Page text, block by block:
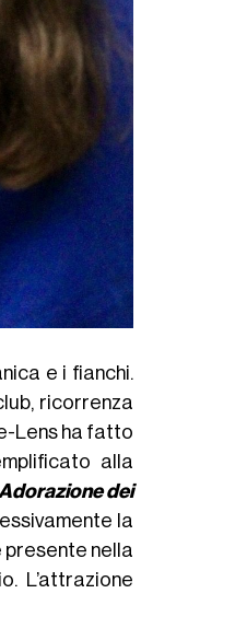
e i fianchi.
ricorrenza
Lens ha fatto
alla
dei
la
presente nella
L’attrazione